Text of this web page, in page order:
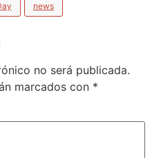
news
no será publicada.
marcados con *